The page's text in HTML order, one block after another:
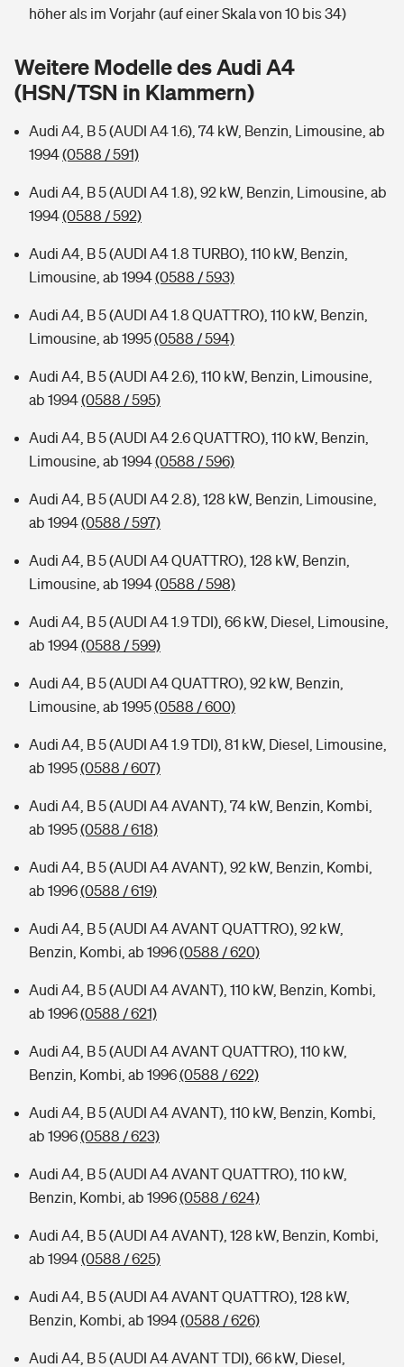
Hochwasser-Check: Wie gefährdet ist Ihr Haus?
Wer versichert was: Jetzt Versicherer finden
Sie haben Fragen?
Private Cyberversicherung
Musikinstrumentenversicherung
Zur Übersicht
Tools
Kinderunfall-Check: Mehr Sicherheit für deine Kids
Sie haben Fragen?
Wer versichert was: Jetzt Versicherer finden
Sie haben Fragen?
Rentenrechner: Wie viel Geld bekomme ich im Alter?
höher als im Vorjahr (auf einer Skala von 10 bis 34)
Weitere Modelle des Audi A4
(HSN/TSN in Klammern)
Audi A4, B 5 (AUDI A4 1.6), 74 kW, Benzin, Limousine, ab
1994(0588 / 591)
Audi A4, B 5 (AUDI A4 1.8), 92 kW, Benzin, Limousine, ab
1994(0588 / 592)
Audi A4, B 5 (AUDI A4 1.8 TURBO), 110 kW, Benzin,
Limousine, ab 1994(0588 / 593)
Audi A4, B 5 (AUDI A4 1.8 QUATTRO), 110 kW, Benzin,
Limousine, ab 1995(0588 / 594)
Audi A4, B 5 (AUDI A4 2.6), 110 kW, Benzin, Limousine,
ab 1994(0588 / 595)
Audi A4, B 5 (AUDI A4 2.6 QUATTRO), 110 kW, Benzin,
Limousine, ab 1994(0588 / 596)
Audi A4, B 5 (AUDI A4 2.8), 128 kW, Benzin, Limousine,
ab 1994(0588 / 597)
Audi A4, B 5 (AUDI A4 QUATTRO), 128 kW, Benzin,
Limousine, ab 1994(0588 / 598)
Audi A4, B 5 (AUDI A4 1.9 TDI), 66 kW, Diesel, Limousine,
ab 1994(0588 / 599)
Audi A4, B 5 (AUDI A4 QUATTRO), 92 kW, Benzin,
Limousine, ab 1995(0588 / 600)
Audi A4, B 5 (AUDI A4 1.9 TDI), 81 kW, Diesel, Limousine,
ab 1995(0588 / 607)
Audi A4, B 5 (AUDI A4 AVANT), 74 kW, Benzin, Kombi,
ab 1995(0588 / 618)
Audi A4, B 5 (AUDI A4 AVANT), 92 kW, Benzin, Kombi,
ab 1996(0588 / 619)
Audi A4, B 5 (AUDI A4 AVANT QUATTRO), 92 kW,
Benzin, Kombi, ab 1996(0588 / 620)
Audi A4, B 5 (AUDI A4 AVANT), 110 kW, Benzin, Kombi,
ab 1996(0588 / 621)
Audi A4, B 5 (AUDI A4 AVANT QUATTRO), 110 kW,
Benzin, Kombi, ab 1996(0588 / 622)
Audi A4, B 5 (AUDI A4 AVANT), 110 kW, Benzin, Kombi,
ab 1996(0588 / 623)
Audi A4, B 5 (AUDI A4 AVANT QUATTRO), 110 kW,
Benzin, Kombi, ab 1996(0588 / 624)
Audi A4, B 5 (AUDI A4 AVANT), 128 kW, Benzin, Kombi,
ab 1994(0588 / 625)
Audi A4, B 5 (AUDI A4 AVANT QUATTRO), 128 kW,
Benzin, Kombi, ab 1994(0588 / 626)
Audi A4, B 5 (AUDI A4 AVANT TDI), 66 kW, Diesel,